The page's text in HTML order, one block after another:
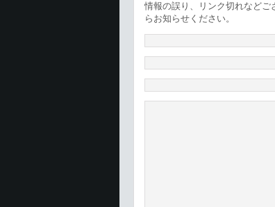
情報の誤り、リンク切れなど
らお知らせください。